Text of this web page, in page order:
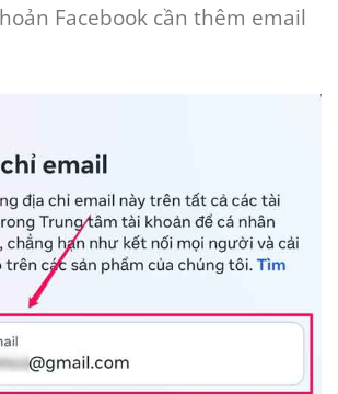
Facebook cần thêm email